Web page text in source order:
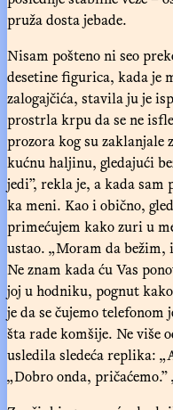
pruža dosta jebade.
Nisam pošteno ni seo
desetine figurica, kada je
zalogajčića, stavila ju je
prostrla krpu da se ne
prozora kog su zaklanjale
kućnu haljinu, gledajući
jedi”, rekla je, a kada sam
ka meni. Kao i obično,
primećujem kako zuri u
ustao. „Moram da bežim,
Ne znam kada ću Vas
joj u hodniku, pognut
je da se čujemo
šta rade komšije. Ne više
usledila sledeća replika:
„Dobro onda,